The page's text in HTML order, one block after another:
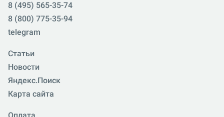
8 (495) 565-35-74
8 (800) 775-35-94
telegram
Статьи
Новости
Яндекс.Поиск
Карта сайта